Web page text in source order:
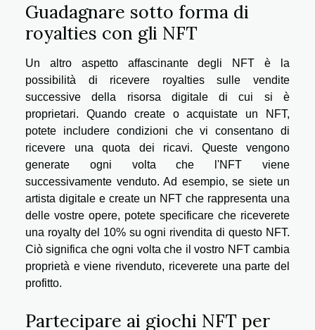
Guadagnare sotto forma di
royalties con gli NFT
Un altro aspetto affascinante degli NFT è la
possibilità di ricevere royalties sulle vendite
successive della risorsa digitale di cui si è
proprietari. Quando create o acquistate un NFT,
potete includere condizioni che vi consentano di
ricevere una quota dei ricavi. Queste vengono
generate ogni volta che l'NFT viene
successivamente venduto. Ad esempio, se siete un
artista digitale e create un NFT che rappresenta una
delle vostre opere, potete specificare che riceverete
una royalty del 10% su ogni rivendita di questo NFT.
Ciò significa che ogni volta che il vostro NFT cambia
proprietà e viene rivenduto, riceverete una parte del
profitto.
Partecipare ai giochi NFT per